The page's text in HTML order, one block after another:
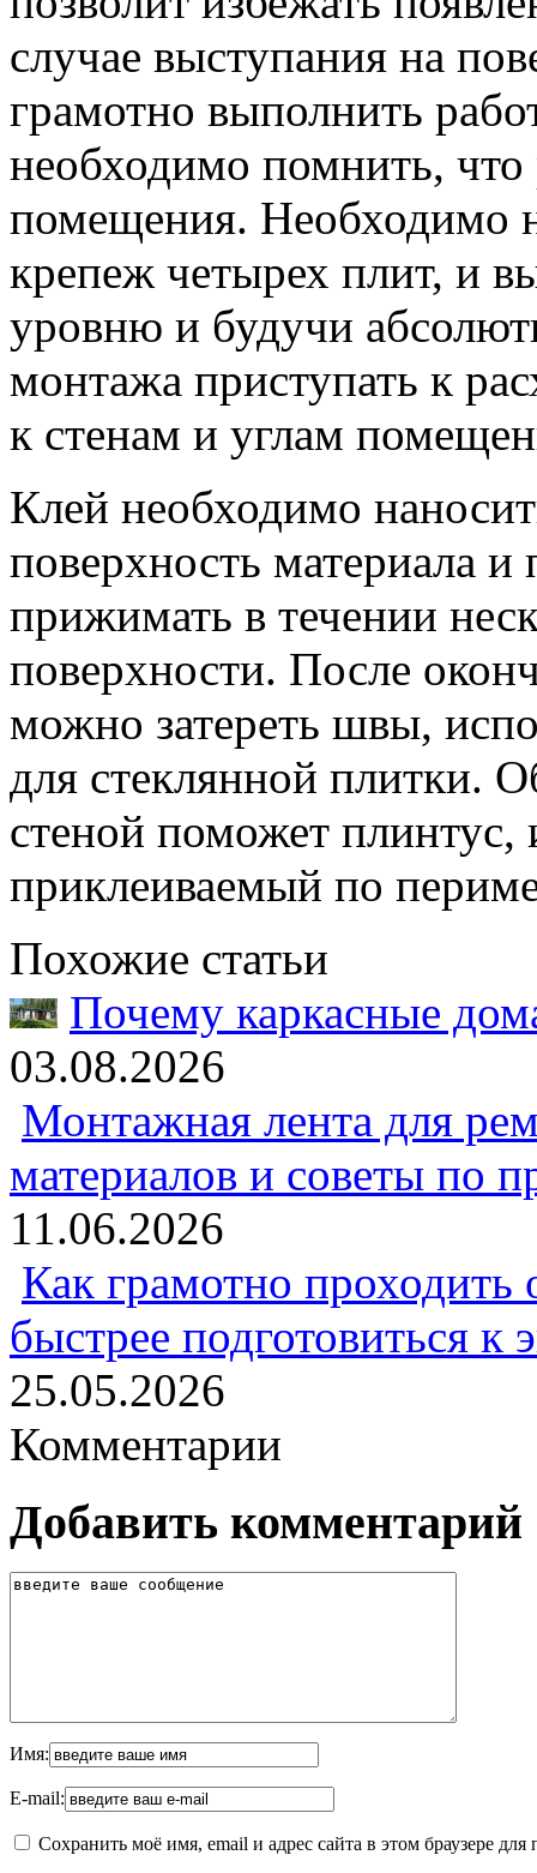
случае выступания на
грамотно выполнить
необходимо помнить,
помещения. Необходимо
крепеж четырех плит, и
уровню и будучи
монтажа приступать к
к стенам и углам
Клей необходимо
поверхность материала и
прижимать в течении
поверхности. После
можно затереть швы,
для стеклянной плитки.
стеной поможет плинтус,
приклеиваемый по
Похожие статьи
Почему каркасные
03.08.2026
Монтажная лента для
материалов и советы по
11.06.2026
Как грамотно проходить
быстрее подготовиться к
25.05.2026
Комментарии
Добавить комментарий
Имя:
E-mail:
Сохранить моё имя, email и адрес сайта в этом браузере